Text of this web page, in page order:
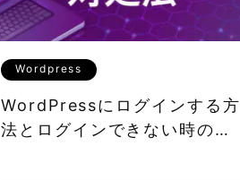
Wordpress
WordPressにログインする方
法とログインできない時の対